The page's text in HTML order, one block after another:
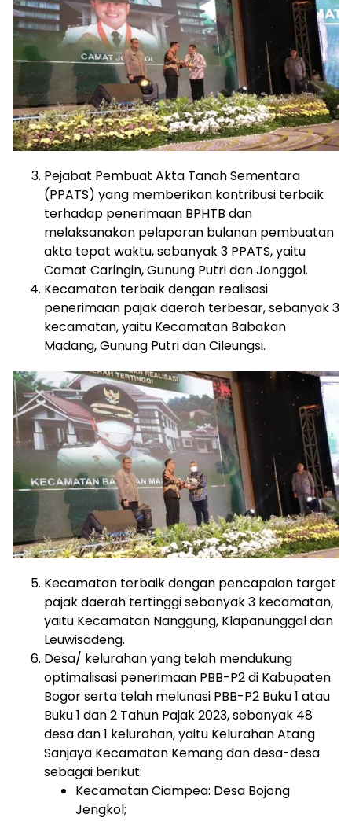
Pejabat Pembuat Akta Tanah Sementara
(PPATS) yang memberikan kontribusi terbaik
terhadap penerimaan BPHTB dan
melaksanakan pelaporan bulanan pembuatan
akta tepat waktu, sebanyak 3 PPATS, yaitu
Camat Caringin, Gunung Putri dan Jonggol.
Kecamatan terbaik dengan realisasi
penerimaan pajak daerah terbesar, sebanyak 3
kecamatan, yaitu Kecamatan Babakan
Madang, Gunung Putri dan Cileungsi.
Kecamatan terbaik dengan pencapaian target
pajak daerah tertinggi sebanyak 3 kecamatan,
yaitu Kecamatan Nanggung, Klapanunggal dan
Leuwisadeng.
Desa/ kelurahan yang telah mendukung
optimalisasi penerimaan PBB-P2 di Kabupaten
Bogor serta telah melunasi PBB-P2 Buku 1 atau
Buku 1 dan 2 Tahun Pajak 2023, sebanyak 48
desa dan 1 kelurahan, yaitu Kelurahan Atang
Sanjaya Kecamatan Kemang dan desa-desa
sebagai berikut:
Kecamatan Ciampea: Desa Bojong
Jengkol;